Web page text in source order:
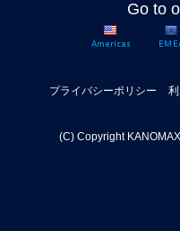
Go to
プライバシーポリシー
(C) Copyright